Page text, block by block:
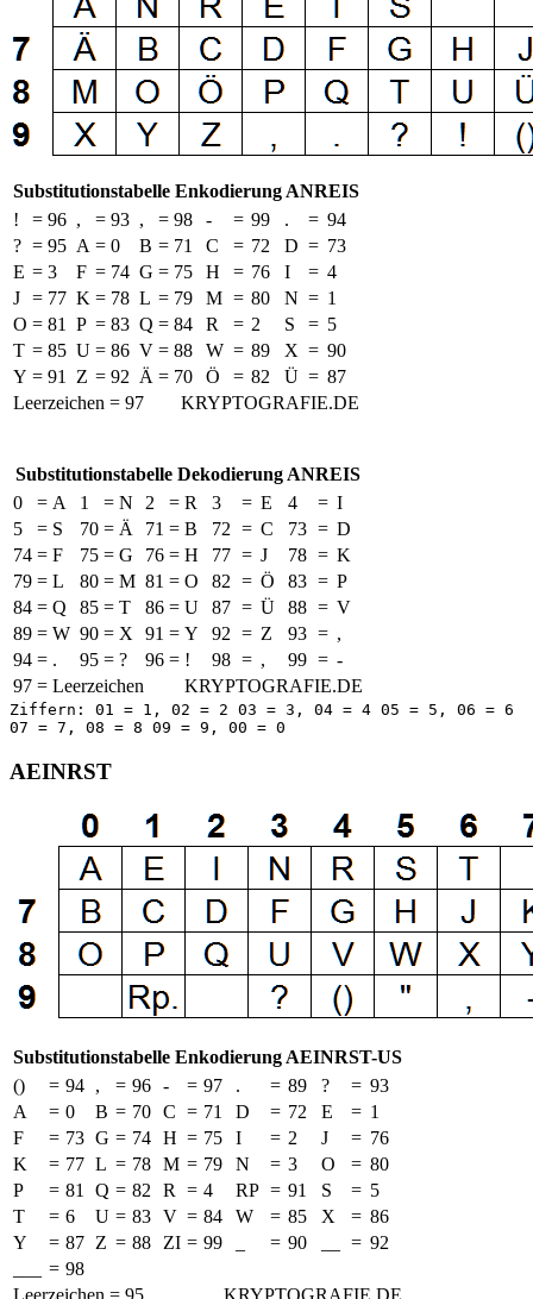
Substitutionstabelle Enkodierung ANREIS
!
= 96 , = 93 , = 98 - = 99 . = 94
? = 95 A = 0 B = 71 C = 72 D = 73
E = 3 F = 74 G = 75 H = 76 I = 4
J = 77 K = 78 L = 79 M = 80 N = 1
O = 81 P = 83 Q = 84 R = 2 S = 5
T = 85 U = 86 V = 88 W = 89 X = 90
Y = 91 Z = 92 Ä = 70 Ö = 82 Ü = 87
Leerzeichen = 97
KRYPTOGRAFIE.DE
Substitutionstabelle Dekodierung ANREIS
0
= A 1 = N 2 = R 3 = E 4 = I
5
= S 70 = Ä 71 = B 72 = C 73 = D
74 = F 75 = G 76 = H 77 = J 78 = K
79 = L 80 = M 81 = O 82 = Ö 83 = P
84 = Q 85 = T 86 = U 87 = Ü 88 = V
89 = W 90 = X 91 = Y 92 = Z 93 = ,
94 = . 95 = ? 96 = ! 98 = , 99 = -
97 = Leerzeichen
KRYPTOGRAFIE.DE
Ziffern: 01 = 1, 02 = 2 03 = 3, 04 = 4 05 = 5, 06 = 6
07 = 7, 08 = 8 09 = 9, 00 = 0
AEINRST
Substitutionstabelle Enkodierung AEINRST-US
()
= 94 , = 96 - = 97 . = 89 ? = 93
A
= 0 B = 70 C = 71 D = 72 E = 1
F
= 73 G = 74 H = 75 I = 2 J = 76
K
= 77 L = 78 M = 79 N = 3 O = 80
P
= 81 Q = 82 R = 4 RP = 91 S = 5
T
= 6 U = 83 V = 84 W = 85 X = 86
Y
= 87 Z = 88 ZI = 99 = 90 = 92
= 98
Leerzeichen = 95
KRYPTOGRAFIE.DE